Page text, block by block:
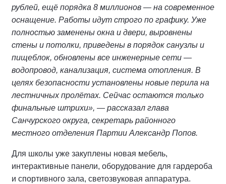
рублей, ещё порядка 8 миллионов — на современное
оснащение. Работы идут строго по графику. Уже
полностью заменены окна и двери, выровнены
стены и потолки, приведены в порядок санузлы и
пищеблок, обновлены все инженерные сети —
водопровод, канализация, система отопления. В
целях безопасности установлены новые перила на
лестничных пролётах. Сейчас остаются только
финальные штрихи», — рассказал глава
Санчурского округа, секретарь районного
местного отделения Партии Александр Попов.
Для школы уже закуплены новая мебель,
интерактивные панели, оборудование для гардероба
и спортивного зала, светозвуковая аппаратура.